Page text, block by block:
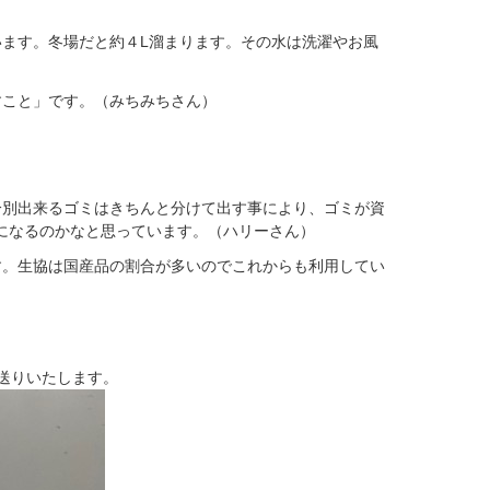
す。冬場だと約４L溜まります。その水は洗濯やお風
と」です。（みちみちさん）
出来るゴミはきちんと分けて出す事により、ゴミが資
るのかなと思っています。（ハリーさん）
生協は国産品の割合が多いのでこれからも利用してい
いたします。